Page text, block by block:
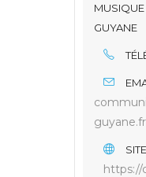
MUSIQUE
GUYANE
guyane.fr
https://